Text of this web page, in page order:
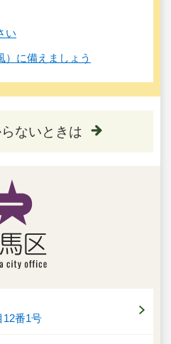
い
）に備えましょう
ないときは
12番1号